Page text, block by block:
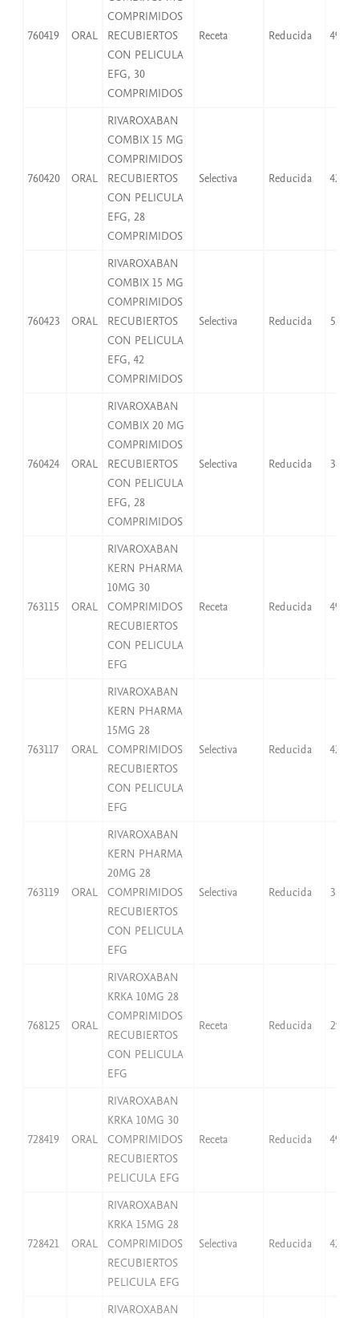
760419 ORAL
COMPRIMIDOS
RECUBIERTOS
CON PELICULA
EFG, 30
COMPRIMIDOS
Receta Reducida 49,97
760420 ORAL
RIVAROXABAN
COMBIX 15 MG
COMPRIMIDOS
RECUBIERTOS
CON PELICULA
EFG, 28
COMPRIMIDOS
Selectiva Reducida 42,07
760423 ORAL
RIVAROXABAN
COMBIX 15 MG
COMPRIMIDOS
RECUBIERTOS
CON PELICULA
EFG, 42
COMPRIMIDOS
Selectiva Reducida 52,59
760424 ORAL
RIVAROXABAN
COMBIX 20 MG
COMPRIMIDOS
RECUBIERTOS
CON PELICULA
EFG, 28
COMPRIMIDOS
Selectiva Reducida 38,25
763115 ORAL
RIVAROXABAN
KERN PHARMA
10MG 30
COMPRIMIDOS
RECUBIERTOS
CON PELICULA
EFG
Receta Reducida 49,97
763117 ORAL
RIVAROXABAN
KERN PHARMA
15MG 28
COMPRIMIDOS
RECUBIERTOS
CON PELICULA
EFG
Selectiva Reducida 42,07
763119 ORAL
RIVAROXABAN
KERN PHARMA
20MG 28
COMPRIMIDOS
RECUBIERTOS
CON PELICULA
EFG
Selectiva Reducida 38,25
768125 ORAL
RIVAROXABAN
KRKA 10MG 28
COMPRIMIDOS
RECUBIERTOS
CON PELICULA
EFG
Receta Reducida 29,99
728419 ORAL
RIVAROXABAN
KRKA 10MG 30
COMPRIMIDOS
RECUBIERTOS
PELICULA EFG
Receta Reducida 49,97
728421 ORAL
RIVAROXABAN
KRKA 15MG 28
COMPRIMIDOS
RECUBIERTOS
PELICULA EFG
Selectiva Reducida 42,07
RIVAROXABAN